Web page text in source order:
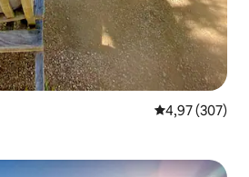
4,97 av 5 i
4,97 (307)